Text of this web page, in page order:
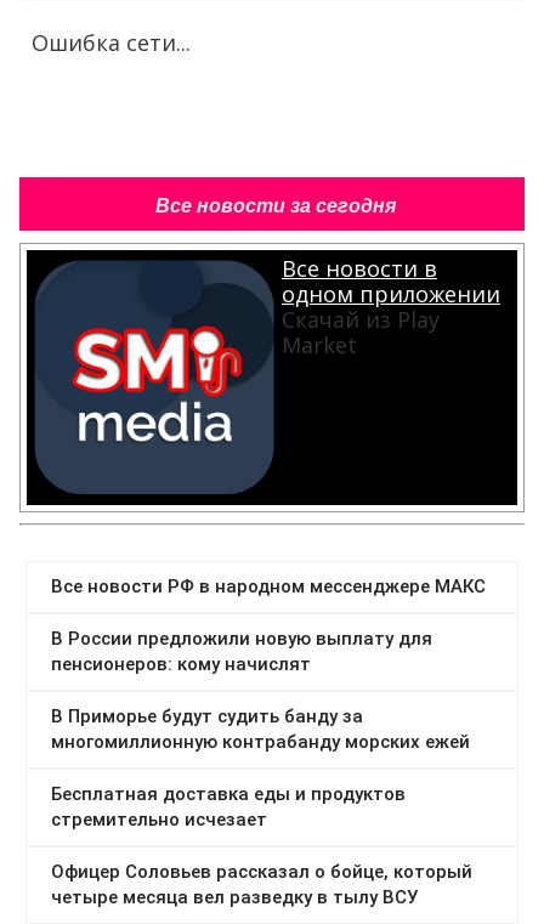
Ошибка сети...
Все новости за сегодня
Все новости в
одном приложении
Скачай из Play
Market